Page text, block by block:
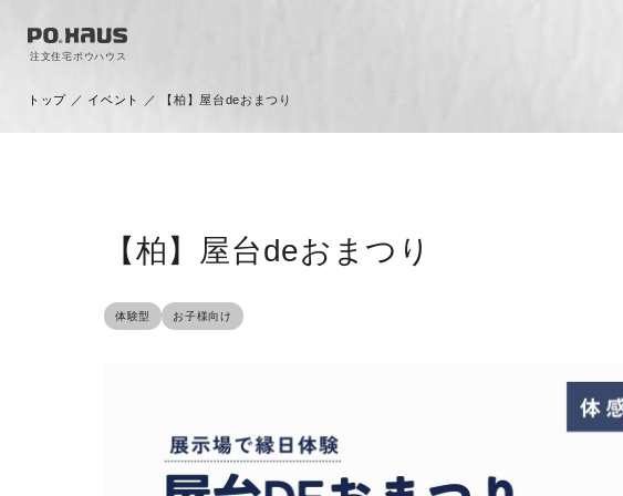
注文住宅ポウハウス
トップ ／ イベント ／ 【柏】屋台deおまつり
【柏】屋台deおまつり
体験型 お子様向け